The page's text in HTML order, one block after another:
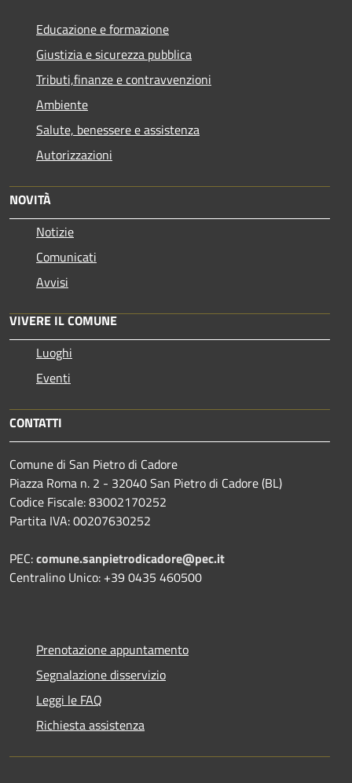
Educazione e formazione
Giustizia e sicurezza pubblica
Tributi,finanze e contravvenzioni
Ambiente
Salute, benessere e assistenza
Autorizzazioni
NOVITÀ
Notizie
Comunicati
Avvisi
VIVERE IL COMUNE
Luoghi
Eventi
CONTATTI
Comune di San Pietro di Cadore
Piazza Roma n. 2 - 32040 San Pietro di Cadore (BL)
Codice Fiscale: 83002170252
Partita IVA: 00207630252
PEC:comune.sanpietrodicadore@pec.it
Centralino Unico: +39 0435 460500
Prenotazione appuntamento
Segnalazione disservizio
Leggi le FAQ
Richiesta assistenza